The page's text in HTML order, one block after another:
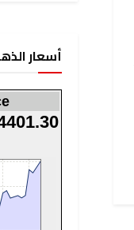
أسعار